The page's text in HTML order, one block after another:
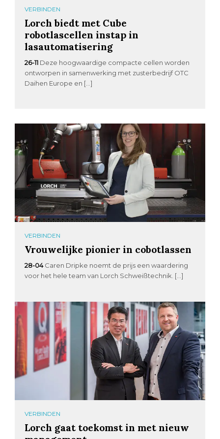
VERBINDEN
Lorch biedt met Cube
robotlascellen instap in
lasautomatisering
26-11 Deze hoogwaardige compacte cellen worden
ontworpen in samenwerking met zusterbedrijf OTC
Daihen Europe en […]
VERBINDEN
Vrouwelijke pionier in cobotlassen
28-04 Caren Dripke noemt de prijs een waardering
voor het hele team van Lorch Schweißtechnik. […]
VERBINDEN
Lorch gaat toekomst in met nieuw